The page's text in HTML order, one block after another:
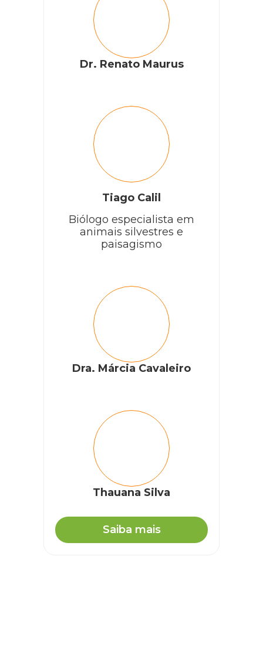
Dr. Renato Maurus
Tiago Calil
Biólogo especialista em
animais silvestres e
paisagismo
Dra. Márcia Cavaleiro
Thauana Silva
Saiba mais